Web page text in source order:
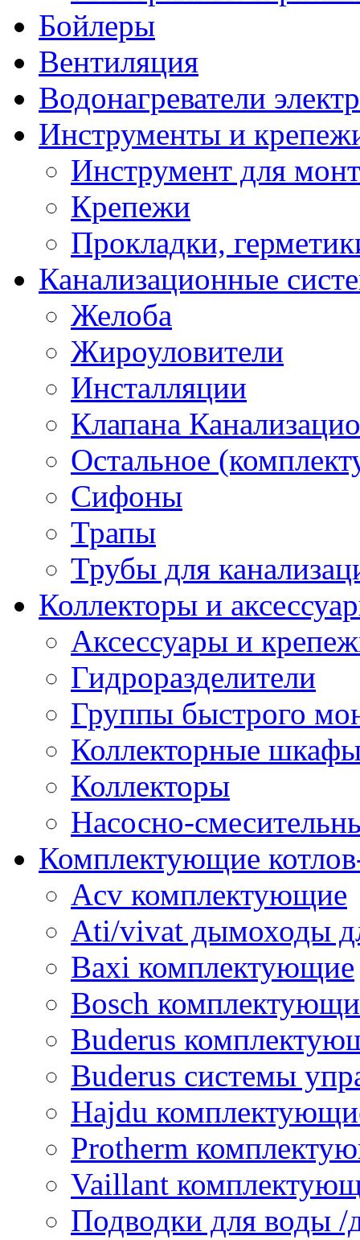
Бойлеры
Вентиляция
Водонагреватели
Инструменты и
Инструмент для
Крепежи
Прокладки,
Канализационные
Желоба
Жироуловители
Инсталляции
Клапана
Остальное
Сифоны
Трапы
Трубы для
Коллекторы и
Аксессуары и
Гидроразделители
Группы быстрого
Коллекторные
Коллекторы
Насосно-
Комплектующие
Acv комплектующие
Ati/vivat дымоходы
Baxi комплектующие
Bosch
Buderus
Buderus системы
Hajdu
Protherm
Vaillant
Подводки для воды /